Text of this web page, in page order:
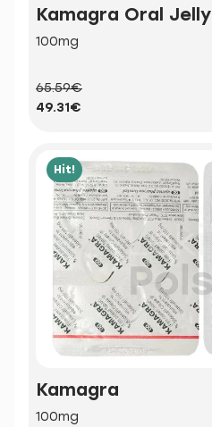
Kamagra Oral Jelly
100mg
65.59€
49.31€
Hit!
Kamagra
100mg